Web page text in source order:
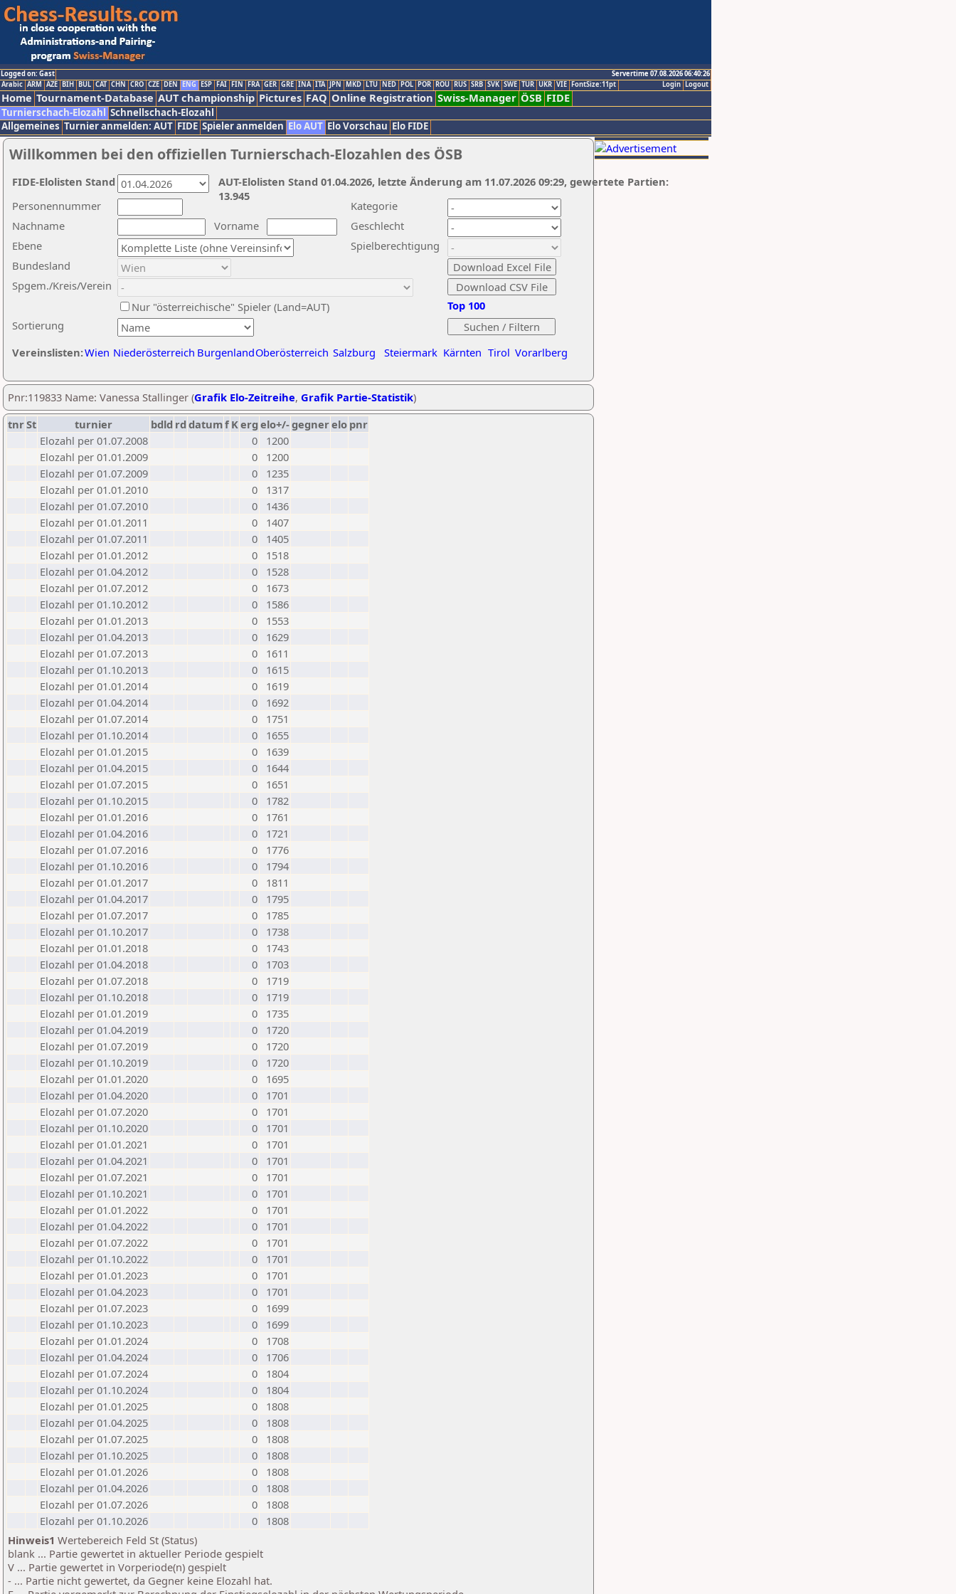
Logged on: Gast
Servertime 07.08.2026 06:40:26
Logout
Login
Arabic ARM AZE BIH BUL CAT CHN CRO CZE DEN ENG ESP FAI FIN FRA GER GRE INA ITA JPN MKD LTU NED POL POR ROU RUS SRB SVK SWE TUR UKR VIE FontSize:11pt
Home Tournament-Database AUT championship Pictures FAQ Online Registration Swiss-Manager ÖSB FIDE
Turnierschach-Elozahl Schnellschach-Elozahl
Allgemeines Turnier anmelden: AUT FIDE Spieler anmelden Elo AUT Elo Vorschau Elo FIDE
Willkommen bei den offiziellen Turnierschach-Elozahlen des ÖSB
Nachname
Vorname
Ebene
Kategorie
Sortierung
Personennummer
Bundesland
Spgem./Kreis/Verein
Geschlecht
Nur "österreichische" Spieler (Land=AUT)
Spielberechtigung
Vereinslisten:Wien Niederösterreich BurgenlandOberösterreich Salzburg Steiermark Kärnten Tirol Vorarlberg
Top 100
AUT-Elolisten Stand 01.04.2026, letzte Änderung am 11.07.2026 09:29, gewertete Partien:
13.945
FIDE-Elolisten Stand
Pnr:119833 Name: Vanessa Stallinger (Grafik Elo-Zeitreihe, Grafik Partie-Statistik)
tnrSt turnier bdld rd datumf Kerg elo+/-gegnerelo pnr
Elozahl per 01.07.2008
0
1200
Elozahl per 01.01.2009
0
1200
Elozahl per 01.07.2009
0
1235
Elozahl per 01.01.2010
0
1317
Elozahl per 01.07.2010
0
1436
Elozahl per 01.01.2011
0
1407
Elozahl per 01.07.2011
0
1405
Elozahl per 01.01.2012
0
1518
Elozahl per 01.04.2012
0
1528
Elozahl per 01.07.2012
0
1673
Elozahl per 01.10.2012
0
1586
Elozahl per 01.01.2013
0
1553
Elozahl per 01.04.2013
0
1629
Elozahl per 01.07.2013
0
1611
Elozahl per 01.10.2013
0
1615
Elozahl per 01.01.2014
0
1619
Elozahl per 01.04.2014
0
1692
Elozahl per 01.07.2014
0
1751
Elozahl per 01.10.2014
0
1655
Elozahl per 01.01.2015
0
1639
Elozahl per 01.04.2015
0
1644
Elozahl per 01.07.2015
0
1651
Elozahl per 01.10.2015
0
1782
Elozahl per 01.01.2016
0
1761
Elozahl per 01.04.2016
0
1721
Elozahl per 01.07.2016
0
1776
Elozahl per 01.10.2016
0
1794
Elozahl per 01.01.2017
0
1811
Elozahl per 01.04.2017
0
1795
Elozahl per 01.07.2017
0
1785
Elozahl per 01.10.2017
0
1738
Elozahl per 01.01.2018
0
1743
Elozahl per 01.04.2018
0
1703
Elozahl per 01.07.2018
0
1719
Elozahl per 01.10.2018
0
1719
Elozahl per 01.01.2019
0
1735
Elozahl per 01.04.2019
0
1720
Elozahl per 01.07.2019
0
1720
Elozahl per 01.10.2019
0
1720
Elozahl per 01.01.2020
0
1695
Elozahl per 01.04.2020
0
1701
Elozahl per 01.07.2020
0
1701
Elozahl per 01.10.2020
0
1701
Elozahl per 01.01.2021
0
1701
Elozahl per 01.04.2021
0
1701
Elozahl per 01.07.2021
0
1701
Elozahl per 01.10.2021
0
1701
Elozahl per 01.01.2022
0
1701
Elozahl per 01.04.2022
0
1701
Elozahl per 01.07.2022
0
1701
Elozahl per 01.10.2022
0
1701
Elozahl per 01.01.2023
0
1701
Elozahl per 01.04.2023
0
1701
Elozahl per 01.07.2023
0
1699
Elozahl per 01.10.2023
0
1699
Elozahl per 01.01.2024
0
1708
Elozahl per 01.04.2024
0
1706
Elozahl per 01.07.2024
0
1804
Elozahl per 01.10.2024
0
1804
Elozahl per 01.01.2025
0
1808
Elozahl per 01.04.2025
0
1808
Elozahl per 01.07.2025
0
1808
Elozahl per 01.10.2025
0
1808
Elozahl per 01.01.2026
0
1808
Elozahl per 01.04.2026
0
1808
Elozahl per 01.07.2026
0
1808
Elozahl per 01.10.2026
0
1808
Hinweis1 Wertebereich Feld St (Status)
blank ... Partie gewertet in aktueller Periode gespielt
V ... Partie gewertet in Vorperiode(n) gespielt
- ... Partie nicht gewertet, da Gegner keine Elozahl hat.